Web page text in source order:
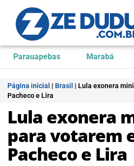
Parauapebas Marabá
Página inicial | Brasil | Lula exonera
Pacheco e Lira
Lula exonera
para votarem
Pacheco e Lira